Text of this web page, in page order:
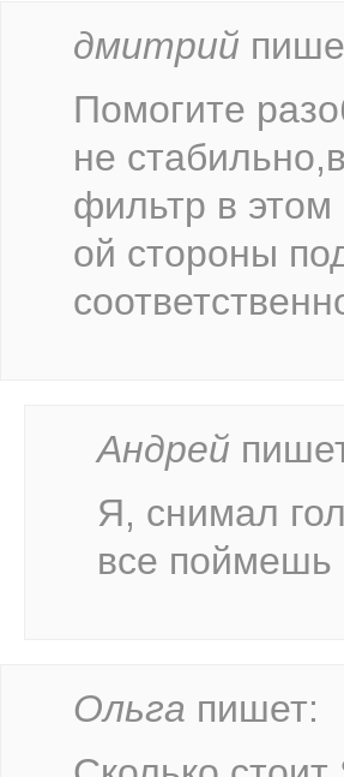
дмитрий
Помогите
не
фильтр в этом
ой стороны
Андрей
Я, снимал
все поймешь
Ольга пишет: